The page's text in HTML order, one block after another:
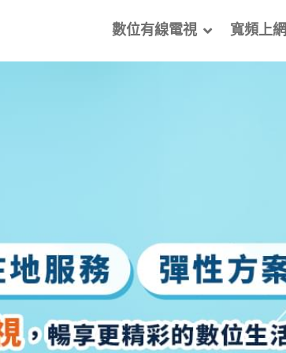
數位有線電視 寬頻上網